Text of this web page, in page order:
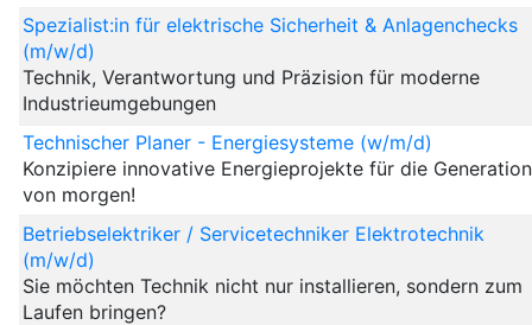
Spezialist:in für elektrische Sicherheit & Anlagenchecks
(m/w/d)
Technik, Verantwortung und Präzision für moderne
Industrieumgebungen
Technischer Planer - Energiesysteme (w/m/d)
Konzipiere innovative Energieprojekte für die Generation
von morgen!
Betriebselektriker / Servicetechniker Elektrotechnik
(m/w/d)
Sie möchten Technik nicht nur installieren, sondern zum
Laufen bringen?